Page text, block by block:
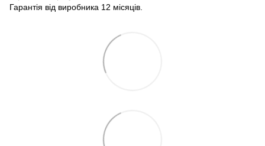
Гарантія від виробника 12 місяців.